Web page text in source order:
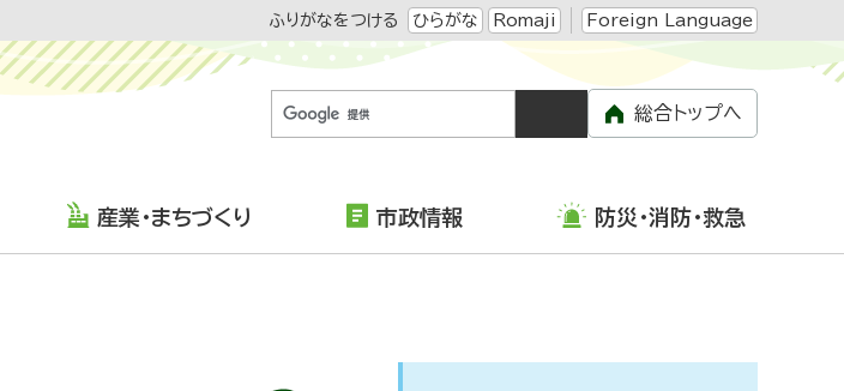
ふりがなをつける ひらがな Romaji Foreign Language
総合トップへ
産業・まちづくり 市政情報 防災・消防・救急